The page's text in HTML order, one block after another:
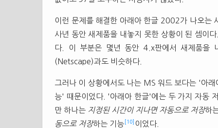
이런 문제를 해결한 아래아 한글 2002가 나오
사년 동안 새제품을 내놓지 못한 상황이 된 셈이
다. 이 부분은 몇년 동안 4.x판에서 새제품을
(Netscape)과도 비슷하다.
그러나 이 상황에서도 나는 MS 워드 보다는 '아
능' 때문이었다. '아래아 한글'에는 두 가지 자동
만 하나는 지정된 시간이 지나면 자동으로 저장하
동으로 저장하는 기능 [10] 이었다.